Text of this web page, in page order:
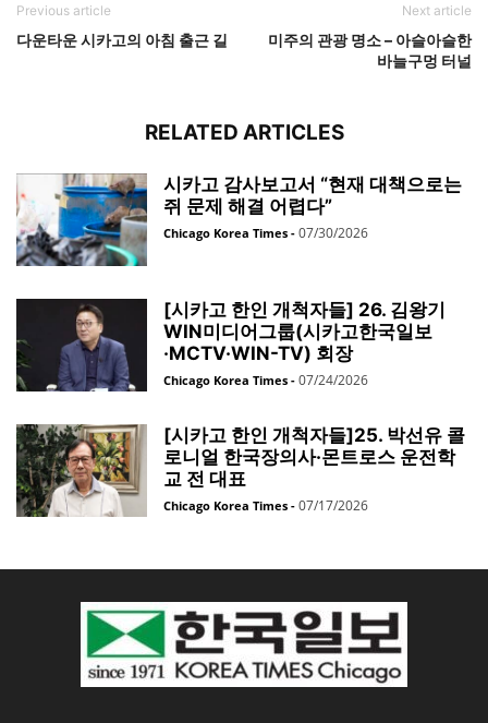
Previous article
다운타운 시카고의 아침 출근 길
Next article
미주의 관광 명소 – 아슬아슬한
바늘구멍 터널
RELATED ARTICLES
시카고 감사보고서 “현재 대책으로는
쥐 문제 해결 어렵다”
Chicago Korea Times - 07/30/2026
[시카고 한인 개척자들] 26. 김왕기
WIN미디어그룹(시카고한국일보
·MCTV·WIN-TV) 회장
Chicago Korea Times - 07/24/2026
[시카고 한인 개척자들]25. 박선유 콜
로니얼 한국장의사·몬트로스 운전학
교 전 대표
Chicago Korea Times - 07/17/2026